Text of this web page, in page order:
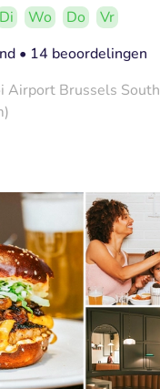
Di Wo Do
Vr
• 14 beoordelingen
Airport Brussels South